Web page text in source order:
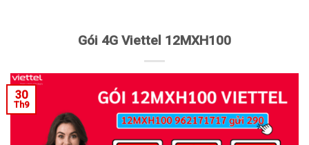
Gói 4G Viettel 12MXH100
30
Th9